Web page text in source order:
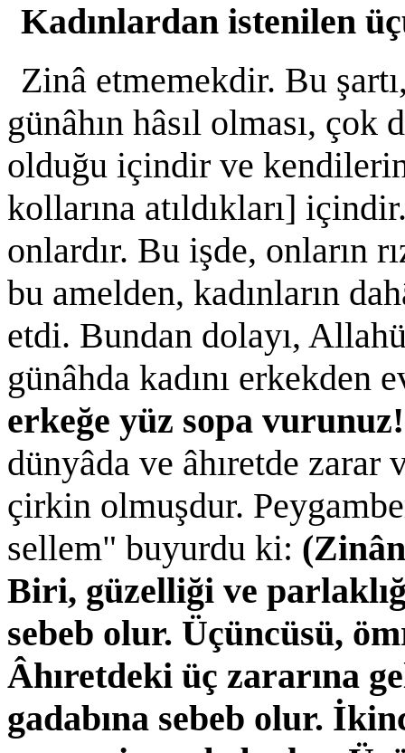
Kadınlardan istenilen
Zinâ etmemekdir. Bu
günâhın hâsıl olması, çok
olduğu içindir ve
kollarına atıldıkları]
onlardır. Bu işde, onların
bu amelden, kadınların
etdi. Bundan dolayı,
günâhda kadını erkekden
erkeğe yüz sopa
dünyâda ve âhıretde
çirkin olmuşdur.
sellem" buyurdu ki:
Biri, güzelliği ve
sebeb olur. Üçüncüsü,
Âhıretdeki üç zararına
gadabına sebeb olur.